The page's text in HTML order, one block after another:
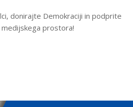
donirajte Demokraciji in podprite
prostora!